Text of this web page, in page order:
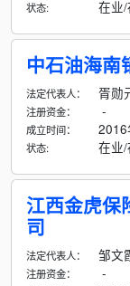
状态: 在业
中石油海南
法定代表人： 胥勋
注册资金： -
成立时间： 2016
状态: 在业
江西金虎保
司
法定代表人： 邹文
注册资金： -